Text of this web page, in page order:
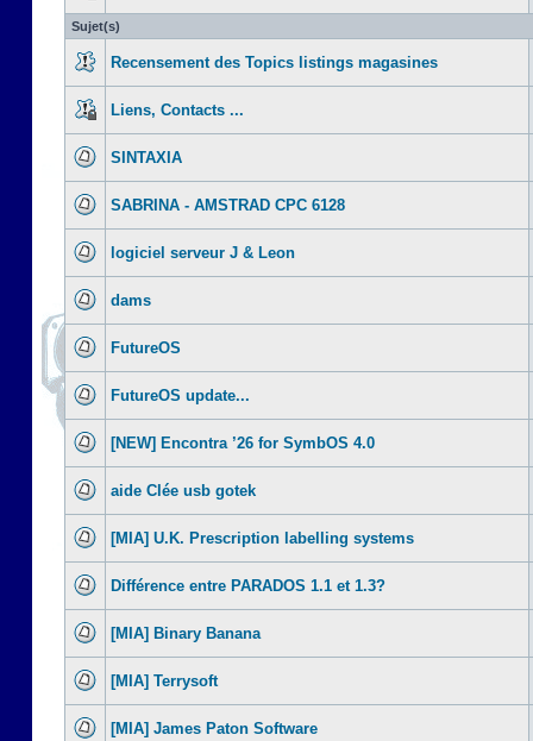
Sujet(s)
Recensement des Topics listings magasines
Liens, Contacts ...
SINTAXIA
SABRINA - AMSTRAD CPC 6128
logiciel serveur J & Leon
dams
FutureOS
FutureOS update...
[NEW] Encontra ’26 for SymbOS 4.0
aide Clée usb gotek
[MIA] U.K. Prescription labelling systems
Différence entre PARADOS 1.1 et 1.3?
[MIA] Binary Banana
[MIA] Terrysoft
[MIA] James Paton Software